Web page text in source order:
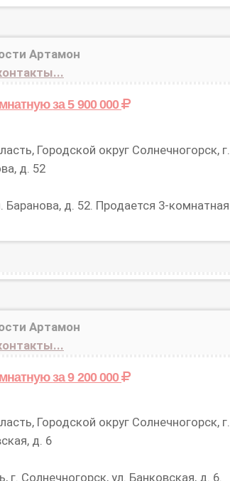
Артамон
за 5 900 000
Городской округ Солнечногорск, г.
д. 52
Баранова, д. 52. Продается 3-комнатная
Артамон
за 9 200 000
Городской округ Солнечногорск, г.
д. 6
Солнечногорск, ул. Банковская, д. 6.